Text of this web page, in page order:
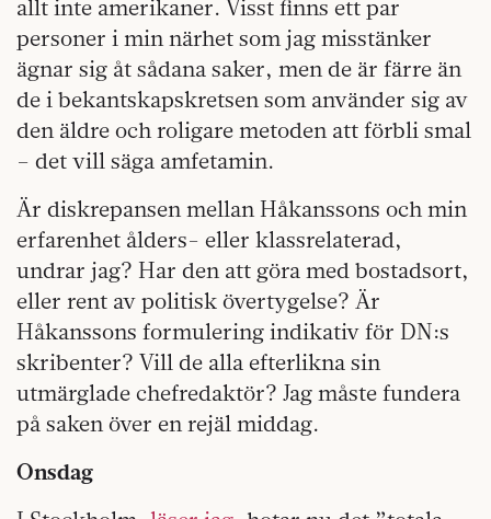
allt inte amerikaner. Visst finns ett par
personer i min närhet som jag misstänker
ägnar sig åt sådana saker, men de är färre än
de i bekantskapskretsen som använder sig av
den äldre och roligare metoden att förbli smal
– det vill säga amfetamin.
Är diskrepansen mellan Håkanssons och min
erfarenhet ålders- eller klassrelaterad,
undrar jag? Har den att göra med bostadsort,
eller rent av politisk övertygelse? Är
Håkanssons formulering indikativ för DN:s
skribenter? Vill de alla efterlikna sin
utmärglade chefredaktör? Jag måste fundera
på saken över en rejäl middag.
Onsdag